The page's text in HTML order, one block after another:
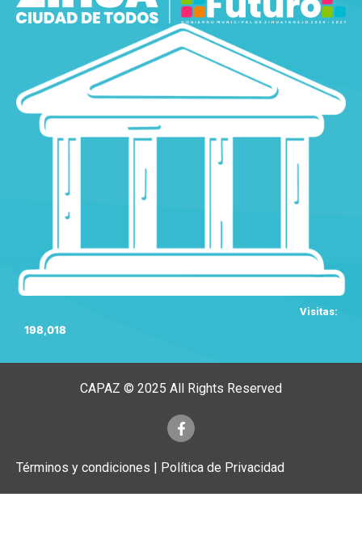
Visitas:
198,018
CAPAZ © 2025 All Rights Reserved
Términos y condiciones | Política de Privacidad